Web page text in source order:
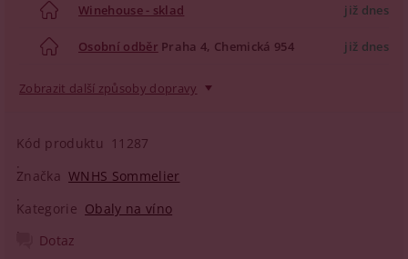
Winehouse - sklad již dnes
Osobní odběr Praha 4, Chemická 954 již dnes
Zobrazit další způsoby dopravy
Kód produktu
11287
Značka WNHS Sommelier
Kategorie Obaly na víno
Dotaz